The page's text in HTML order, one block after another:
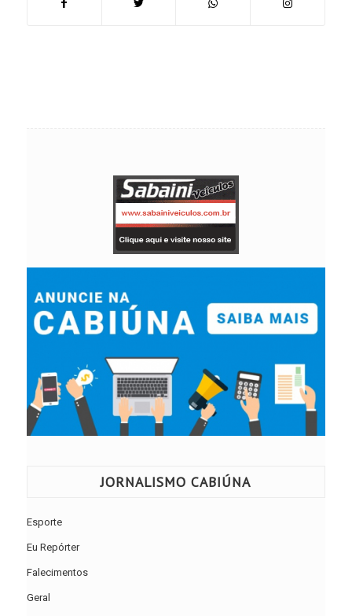
JORNALISMO CABIÚNA
Esporte
Eu Repórter
Falecimentos
Geral